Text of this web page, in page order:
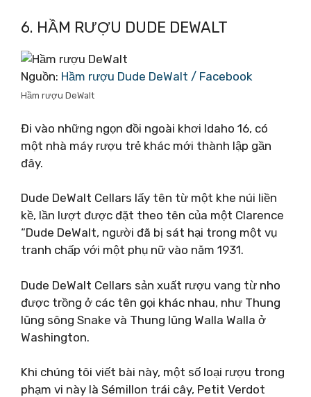
6. HẦM RƯỢU DUDE DEWALT
Nguồn: Hầm rượu Dude DeWalt / Facebook
Hầm rượu DeWalt
Đi vào những ngọn đồi ngoài khơi Idaho 16, có
một nhà máy rượu trẻ khác mới thành lập gần
đây.
Dude DeWalt Cellars lấy tên từ một khe núi liền
kề, lần lượt được đặt theo tên của một Clarence
“Dude DeWalt, người đã bị sát hại trong một vụ
tranh chấp với một phụ nữ vào năm 1931.
Dude DeWalt Cellars sản xuất rượu vang từ nho
được trồng ở các tên gọi khác nhau, như Thung
lũng sông Snake và Thung lũng Walla Walla ở
Washington.
Khi chúng tôi viết bài này, một số loại rượu trong
phạm vi này là Sémillon trái cây, Petit Verdot